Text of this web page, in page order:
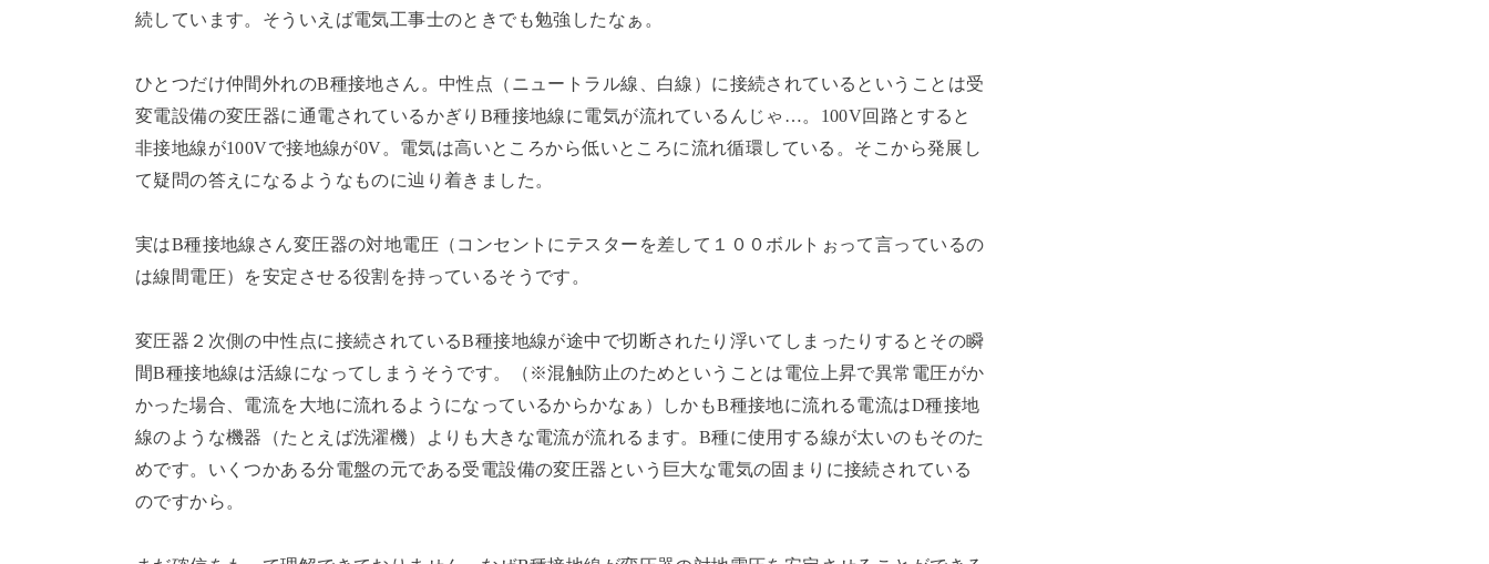
続しています。そういえば電気工事士のときでも勉強したなぁ。
ひとつだけ仲間外れのB種接地さん。中性点（ニュートラル線、白線）に接続されているということは受
変電設備の変圧器に通電されているかぎりB種接地線に電気が流れているんじゃ…。100V回路とすると
非接地線が100Vで接地線が0V。電気は高いところから低いところに流れ循環している。そこから発展し
て疑問の答えになるようなものに辿り着きました。
実はB種接地線さん変圧器の対地電圧（コンセントにテスターを差して１００ボルトぉって言っているの
は線間電圧）を安定させる役割を持っているそうです。
変圧器２次側の中性点に接続されているB種接地線が途中で切断されたり浮いてしまったりするとその瞬
間B種接地線は活線になってしまうそうです。（※混触防止のためということは電位上昇で異常電圧がか
かった場合、電流を大地に流れるようになっているからかなぁ）しかもB種接地に流れる電流はD種接地
線のような機器（たとえば洗濯機）よりも大きな電流が流れるます。B種に使用する線が太いのもそのた
めです。いくつかある分電盤の元である受電設備の変圧器という巨大な電気の固まりに接続されている
のですから。